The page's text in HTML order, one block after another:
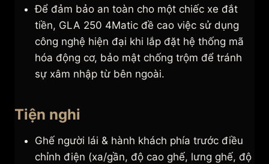
Để đảm bảo an toàn cho một chiếc xe đắt
tiền, GLA 250 4Matic đề cao việc sử dụng
công nghệ hiện đại khi lắp đặt hệ thống mã
hóa động cơ, bảo mật chống trộm để tránh
sự xâm nhập từ bên ngoài.
Tiện nghi
Ghế người lái & hành khách phía trước điều
chỉnh điện (xa/gần, độ cao ghế, lưng ghế, độ